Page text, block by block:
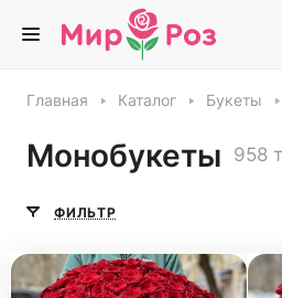
Главная Каталог Букеты
Монобукеты 958
ФИЛЬТР